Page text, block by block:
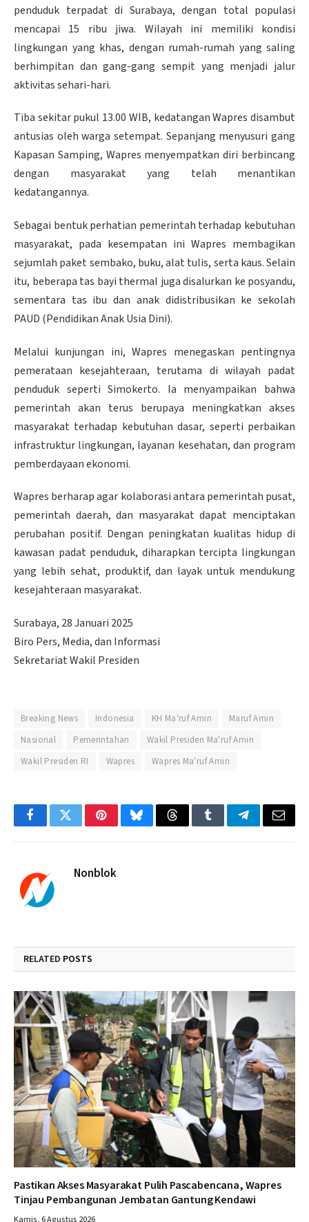
penduduk terpadat di Surabaya, dengan total populasi
mencapai 15 ribu jiwa. Wilayah ini memiliki kondisi
lingkungan yang khas, dengan rumah-rumah yang saling
berhimpitan dan gang-gang sempit yang menjadi jalur
aktivitas sehari-hari.
Tiba sekitar pukul 13.00 WIB, kedatangan Wapres disambut
antusias oleh warga setempat. Sepanjang menyusuri gang
Kapasan Samping, Wapres menyempatkan diri berbincang
dengan masyarakat yang telah menantikan
kedatangannya.
Sebagai bentuk perhatian pemerintah terhadap kebutuhan
masyarakat, pada kesempatan ini Wapres membagikan
sejumlah paket sembako, buku, alat tulis, serta kaus. Selain
itu, beberapa tas bayi thermal juga disalurkan ke posyandu,
sementara tas ibu dan anak didistribusikan ke sekolah
PAUD (Pendidikan Anak Usia Dini).
Melalui kunjungan ini, Wapres menegaskan pentingnya
pemerataan kesejahteraan, terutama di wilayah padat
penduduk seperti Simokerto. Ia menyampaikan bahwa
pemerintah akan terus berupaya meningkatkan akses
masyarakat terhadap kebutuhan dasar, seperti perbaikan
infrastruktur lingkungan, layanan kesehatan, dan program
pemberdayaan ekonomi.
Wapres berharap agar kolaborasi antara pemerintah pusat,
pemerintah daerah, dan masyarakat dapat menciptakan
perubahan positif. Dengan peningkatan kualitas hidup di
kawasan padat penduduk, diharapkan tercipta lingkungan
yang lebih sehat, produktif, dan layak untuk mendukung
kesejahteraan masyarakat.
Surabaya, 28 Januari 2025
Biro Pers, Media, dan Informasi
Sekretariat Wakil Presiden
Breaking News Indonesia KH Ma'ruf Amin
Maruf Amin
Nasional
Pemerintahan
Wakil Presiden Ma'ruf Amin
Wakil Presiden RI
Wapres Wapres Ma'ruf Amin
FacebookTwitterPinterestBlueskyThreadsTumblrTelegramEmail
Nonblok
RELATED POSTS
Pastikan Akses Masyarakat Pulih Pascabencana, Wapres
Tinjau Pembangunan Jembatan Gantung Kendawi
Kamis, 6 Agustus 2026